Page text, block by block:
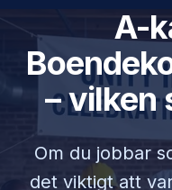
A-
– vilken
Om du jobbar
det viktigt att